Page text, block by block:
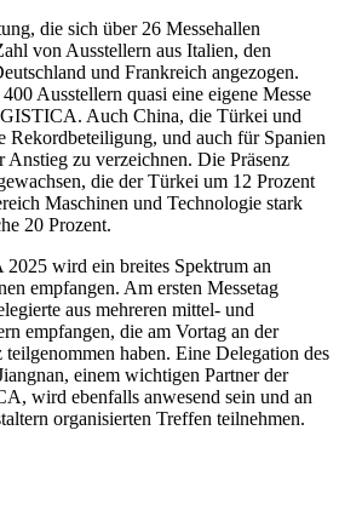
die sich über 26 Messehallen
von Ausstellern aus Italien, den
und Frankreich angezogen.
Ausstellern quasi eine eigene Messe
Auch China, die Türkei und
Rekordbeteiligung, und auch für Spanien
Anstieg zu verzeichnen. Die Präsenz
die der Türkei um 12 Prozent
Maschinen und Technologie stark
20 Prozent.
wird ein breites Spektrum an
empfangen. Am ersten Messetag
aus mehreren mittel- und
empfangen, die am Vortag an der
haben. Eine Delegation des
einem wichtigen Partner der
wird ebenfalls anwesend sein und an
organisierten Treffen teilnehmen.